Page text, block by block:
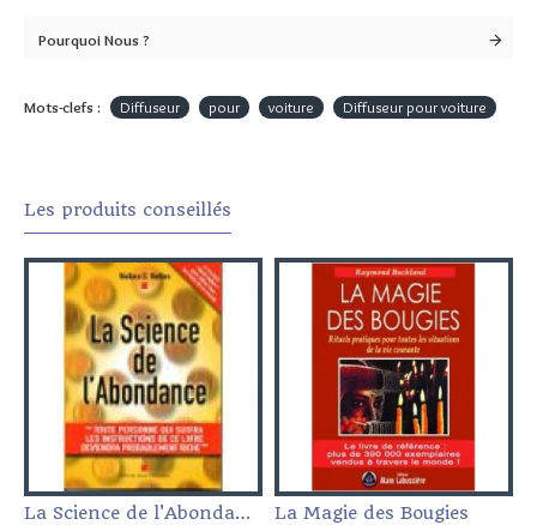
Pourquoi Nous ?
Mots-clefs : Diffuseur pour voiture Diffuseur pour voiture
Les produits conseillés
La Science de l'Abondance La Magie des Bougies